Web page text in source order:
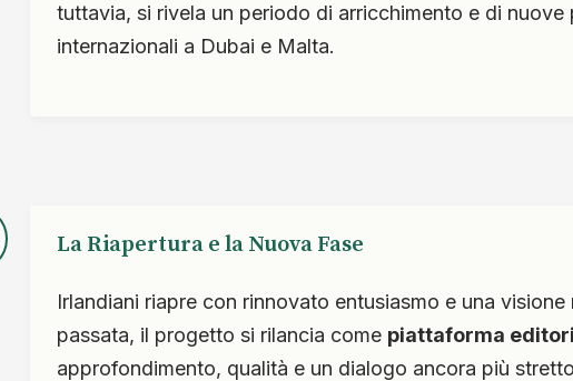
tuttavia, si rivela un periodo di arricchimento e di
internazionali a Dubai e Malta.
La Riapertura e la Nuova Fase
Irlandiani riapre con rinnovato entusiasmo e una
passata, il progetto si rilancia come piattaforma
approfondimento, qualità e un dialogo ancora più